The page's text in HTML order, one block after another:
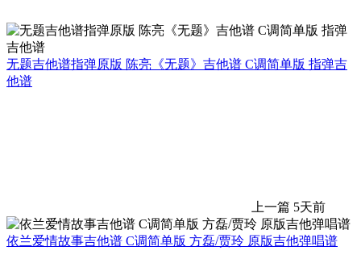
无题吉他谱指弹原版 陈亮《无题》吉他谱 C调简单版 指弹吉
他谱
上一篇 5天前
依兰爱情故事吉他谱 C调简单版 方磊/贾玲 原版吉他弹唱谱